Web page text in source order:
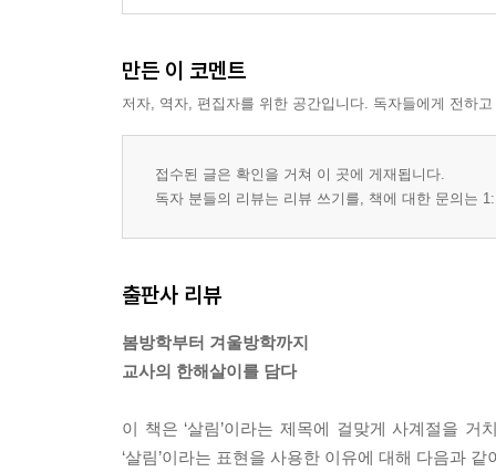
만든 이 코멘트
저자, 역자, 편집자를 위한 공간입니다. 독자들에게 전하
접수된 글은 확인을 거쳐 이 곳에 게재됩니다.
독자 분들의 리뷰는 리뷰 쓰기를, 책에 대한 문의는
출판사 리뷰
봄방학부터 겨울방학까지
교사의 한해살이를 담다
이 책은 ‘살림’이라는 제목에 걸맞게 사계절을
‘살림’이라는 표현을 사용한 이유에 대해 다음과 같